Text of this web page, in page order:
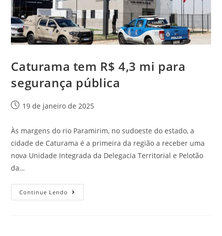
Caturama tem R$ 4,3 mi para
segurança pública
19 de janeiro de 2025
Às margens do rio Paramirim, no sudoeste do estado, a
cidade de Caturama é a primeira da região a receber uma
nova Unidade Integrada da Delegacia Territorial e Pelotão
da…
Continue Lendo